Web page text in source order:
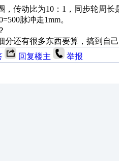
，传动比为10：1，同步轮周长
脉冲走1mm。
分还有很多东西要算，搞到自
回复楼主 举报